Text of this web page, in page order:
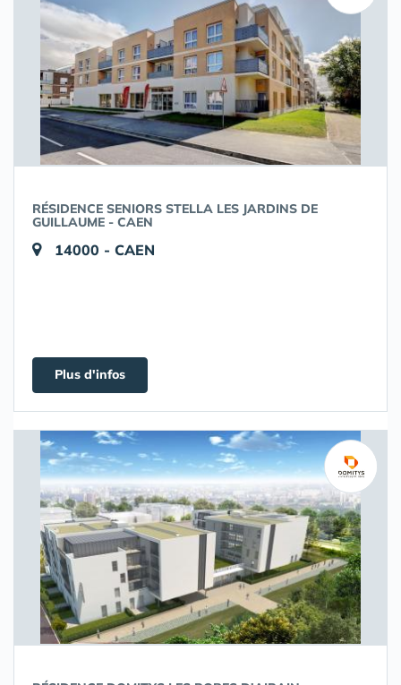
RÉSIDENCE SENIORS STELLA LES JARDINS DE
GUILLAUME - CAEN
14000 - CAEN
Plus d'infos